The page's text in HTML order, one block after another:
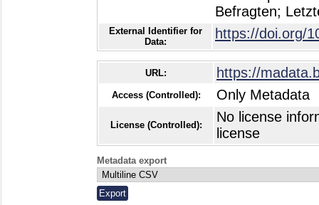
External Identifier for
Data:
https://doi.org/
URL: https://
Access (Controlled): Only Metadata
License (Controlled):
No license
license
Metadata export